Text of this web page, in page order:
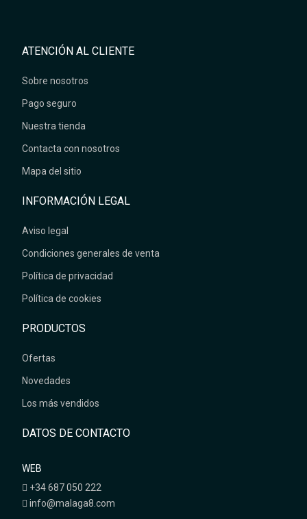
ATENCIÓN AL CLIENTE
Sobre nosotros
Pago seguro
Nuestra tienda
Contacta con nosotros
Mapa del sitio
INFORMACIÓN LEGAL
Aviso legal
Condiciones generales de venta
Política de privacidad
Política de cookies
PRODUCTOS
Ofertas
Novedades
Los más vendidos
DATOS DE CONTACTO
WEB
+34 687 050 222
info@malaga8.com